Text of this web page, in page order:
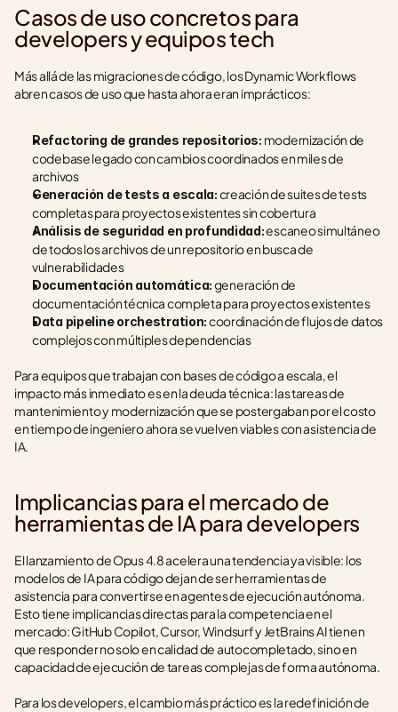
Casos de uso concretos para
developers y equipos tech
Más allá de las migraciones de código, los Dynamic Workflows
abren casos de uso que hasta ahora eran imprácticos:
Refactoring de grandes repositorios: modernización de
codebase legado con cambios coordinados en miles de
archivos
Generación de tests a escala: creación de suites de tests
completas para proyectos existentes sin cobertura
Análisis de seguridad en profundidad: escaneo simultáneo
de todos los archivos de un repositorio en busca de
vulnerabilidades
Documentación automática: generación de
documentación técnica completa para proyectos existentes
Data pipeline orchestration: coordinación de flujos de datos
complejos con múltiples dependencias
Para equipos que trabajan con bases de código a escala, el
impacto más inmediato es en la deuda técnica: las tareas de
mantenimiento y modernización que se postergaban por el costo
en tiempo de ingeniero ahora se vuelven viables con asistencia de
IA.
Implicancias para el mercado de
herramientas de IA para developers
El lanzamiento de Opus 4.8 acelera una tendencia ya visible: los
modelos de IA para código dejan de ser herramientas de
asistencia para convertirse en agentes de ejecución autónoma.
Esto tiene implicancias directas para la competencia en el
mercado: GitHub Copilot, Cursor, Windsurf y JetBrains AI tienen
que responder no solo en calidad de autocompletado, sino en
capacidad de ejecución de tareas complejas de forma autónoma.
Para los developers, el cambio más práctico es la redefinición de